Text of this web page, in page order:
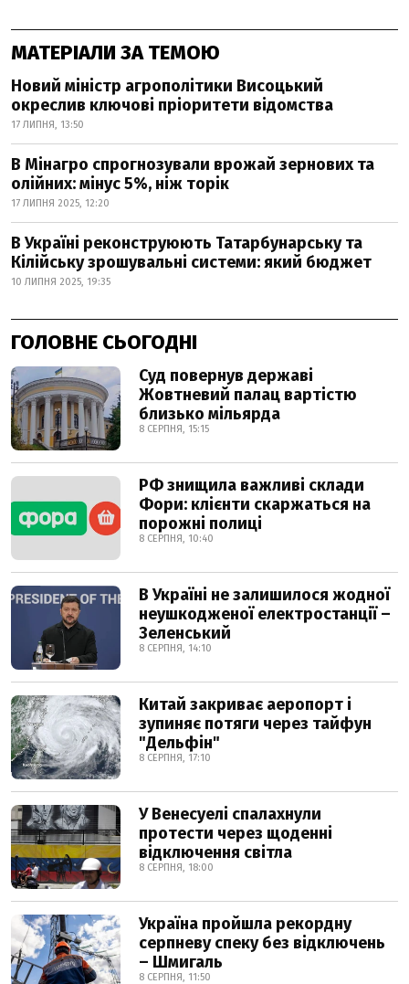
МАТЕРІАЛИ ЗА ТЕМОЮ
Новий міністр агрополітики Висоцький
окреслив ключові пріоритети відомства
17 ЛИПНЯ, 13:50
В Мінагро спрогнозували врожай зернових та
олійних: мінус 5%, ніж торік
17 ЛИПНЯ 2025, 12:20
В Україні реконструюють Татарбунарську та
Кілійську зрошувальні системи: який бюджет
10 ЛИПНЯ 2025, 19:35
ГОЛОВНЕ СЬОГОДНІ
Суд повернув державі
Жовтневий палац вартістю
близько мільярда
8 СЕРПНЯ, 15:15
РФ знищила важливі склади
Фори: клієнти скаржаться на
порожні полиці
8 СЕРПНЯ, 10:40
В Україні не залишилося жодної
неушкодженої електростанції –
Зеленський
8 СЕРПНЯ, 14:10
Китай закриває аеропорт і
зупиняє потяги через тайфун
"Дельфін"
8 СЕРПНЯ, 17:10
У Венесуелі спалахнули
протести через щоденні
відключення світла
8 СЕРПНЯ, 18:00
Україна пройшла рекордну
серпневу спеку без відключень
– Шмигаль
8 СЕРПНЯ, 11:50